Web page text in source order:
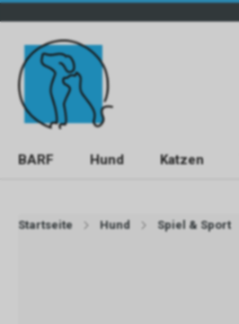
BARF Hund Katzen
Startseite Hund Spiel & Sport